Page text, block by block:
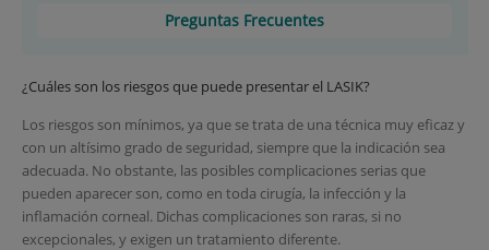
Preguntas Frecuentes
¿Cuáles son los riesgos que puede presentar el LASIK?
Los riesgos son mínimos, ya que se trata de una técnica muy eficaz y
con un altísimo grado de seguridad, siempre que la indicación sea
adecuada. No obstante, las posibles complicaciones serias que
pueden aparecer son, como en toda cirugía, la infección y la
inflamación corneal. Dichas complicaciones son raras, si no
excepcionales, y exigen un tratamiento diferente.